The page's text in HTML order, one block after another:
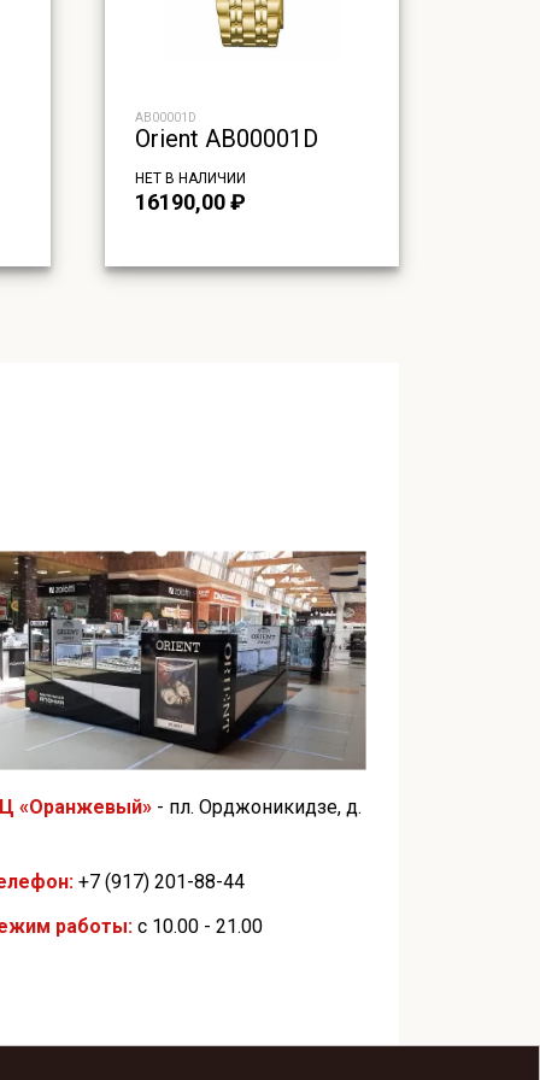
AB00001D
Orient AB00001D
НЕТ В НАЛИЧИИ
16190,00₽
«Оранжевый» - пл. Орджоникидзе, д.
+7 (917) 201-88-44
работы: с 10.00 - 21.00